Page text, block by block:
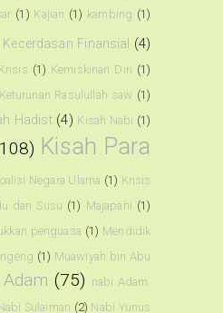
(1) Kajian (1) kambing (1)
Kecerdasan Finansial (4)
(1) Kemiskinan Diri (1)
Keturunan Rasulullah saw (1)
Hadist (4) Kisah Nabi (1)
Kisah Para
Negara Ulama (1) Krisis
dan Susu (1) Majapahi (1)
penguasa (1) Mendidik
(1) Muawiyah bin Abu
(75) nabi Adam.
Sulaiman (2) Nabi Yunus